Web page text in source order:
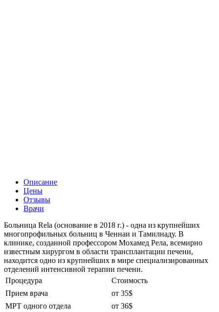
Описание
Цены
Отзывы
Врачи
Больница Rela (основание в 2018 г.) - одна из крупнейших
многопрофильных больниц в Ченнаи и Тамилнаду. В
клинике, созданной профессором Мохамед Рела, всемирно
известным хирургом в области трансплантации печени,
находится одно из крупнейших в мире специализированных
отделений интенсивной терапии печени.
Процедура
Стоимость
Прием врача
от 35$
МРТ одного отдела
от 36$